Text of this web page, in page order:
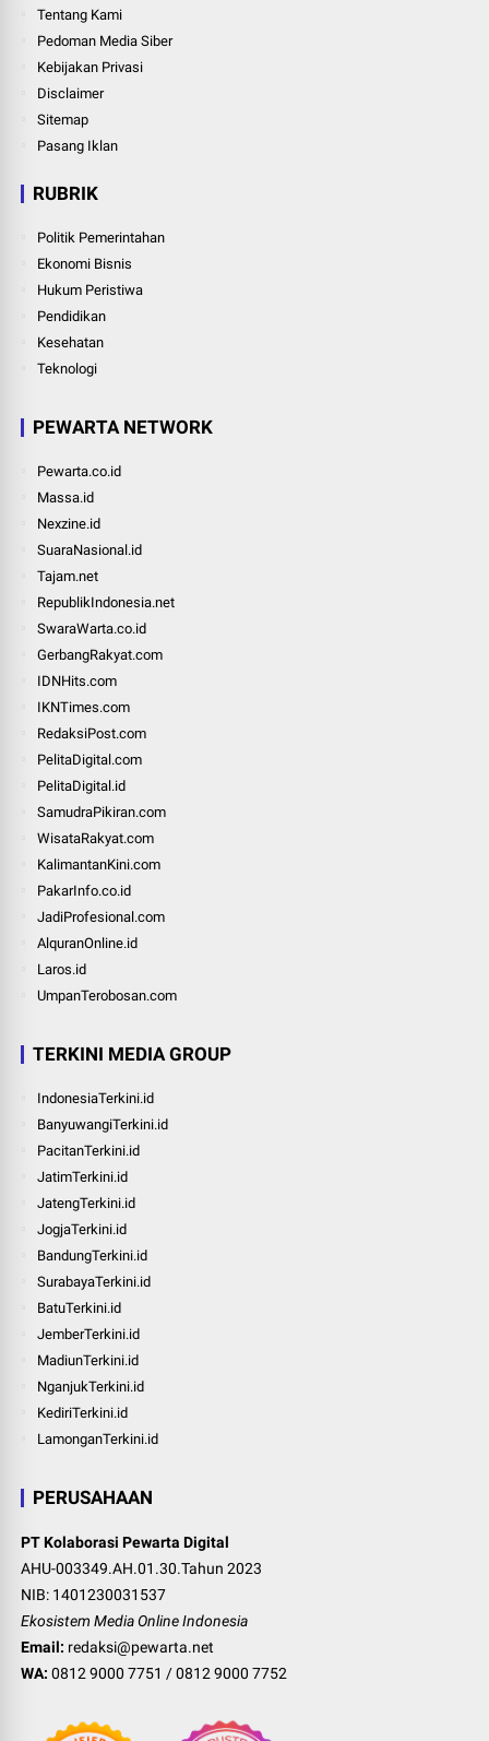
Tentang Kami
Pedoman Media Siber
Kebijakan Privasi
Disclaimer
Sitemap
Pasang Iklan
RUBRIK
Politik Pemerintahan
Ekonomi Bisnis
Hukum Peristiwa
Pendidikan
Kesehatan
Teknologi
PEWARTA NETWORK
Pewarta.co.id
Massa.id
Nexzine.id
SuaraNasional.id
Tajam.net
RepublikIndonesia.net
SwaraWarta.co.id
GerbangRakyat.com
IDNHits.com
IKNTimes.com
RedaksiPost.com
PelitaDigital.com
PelitaDigital.id
SamudraPikiran.com
WisataRakyat.com
KalimantanKini.com
PakarInfo.co.id
JadiProfesional.com
AlquranOnline.id
Laros.id
UmpanTerobosan.com
TERKINI MEDIA GROUP
IndonesiaTerkini.id
BanyuwangiTerkini.id
PacitanTerkini.id
JatimTerkini.id
JatengTerkini.id
JogjaTerkini.id
BandungTerkini.id
SurabayaTerkini.id
BatuTerkini.id
JemberTerkini.id
MadiunTerkini.id
NganjukTerkini.id
KediriTerkini.id
LamonganTerkini.id
PERUSAHAAN
PT Kolaborasi Pewarta Digital
AHU-003349.AH.01.30.Tahun 2023
NIB: 1401230031537
Ekosistem Media Online Indonesia
Email: redaksi@pewarta.net
WA: 0812 9000 7751 /0812 9000 7752